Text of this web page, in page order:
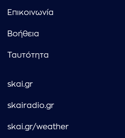
Επικοινωνία
Βοήθεια
Ταυτότητα
skai.gr
skairadio.gr
skai.gr/weather